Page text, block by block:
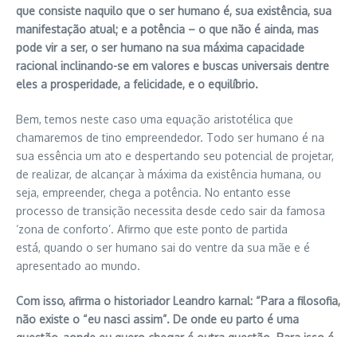
que consiste naquilo que o ser humano é, sua existência, sua
manifestação atual; e a potência – o que não é ainda, mas
pode vir a ser, o ser humano na sua máxima capacidade
racional inclinando-se em valores e buscas universais dentre
eles a prosperidade, a felicidade, e o equilíbrio.
Bem, temos neste caso uma equação aristotélica que
chamaremos de tino empreendedor. Todo ser humano é na
sua essência um ato e despertando seu potencial de projetar,
de realizar, de alcançar à máxima da existência humana, ou
seja, empreender, chega a potência. No entanto esse
processo de transição necessita desde cedo sair da famosa
‘zona de conforto’. Afirmo que este ponto de partida
está, quando o ser humano sai do ventre da sua mãe e é
apresentado ao mundo.
Com isso, afirma o historiador Leandro karnal: “Para a filosofia,
não existe o “eu nasci assim”. De onde eu parto é uma